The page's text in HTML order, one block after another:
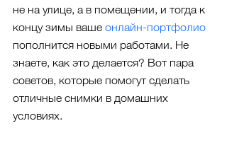
не на улице, а в помещении, и тогда к
концу зимы ваше онлайн-портфолио
пополнится новыми работами. Не
знаете, как это делается? Вот пара
советов, которые помогут сделать
отличные снимки в домашних
условиях.